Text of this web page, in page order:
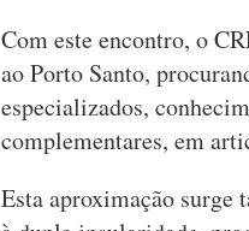
Com este encontro, o
ao Porto Santo,
especializados,
complementares, em
Esta aproximação surge